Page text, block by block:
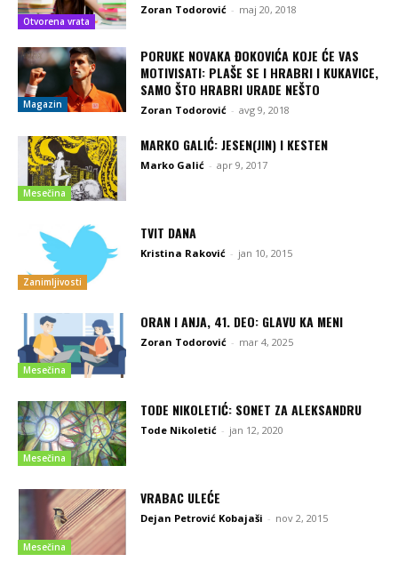
Otvorena vrata
Zoran Todorović - maj 20, 2018
Magazin
PORUKE NOVAKA ĐOKOVIĆA KOJE ĆE VAS
MOTIVISATI: PLAŠE SE I HRABRI I KUKAVICE,
SAMO ŠTO HRABRI URADE NEŠTO
Zoran Todorović - avg 9, 2018
Mesečina
MARKO GALIĆ: JESEN(JIN) I KESTEN
Marko Galić - apr 9, 2017
Zanimljivosti
TVIT DANA
Kristina Raković - jan 10, 2015
Mesečina
ORAN I ANJA, 41. DEO: GLAVU KA MENI
Zoran Todorović - mar 4, 2025
Mesečina
TODE NIKOLETIĆ: SONET ZA ALEKSANDRU
Tode Nikoletić - jan 12, 2020
Mesečina
VRABAC ULEĆE
Dejan Petrović Kobajaši - nov 2, 2015